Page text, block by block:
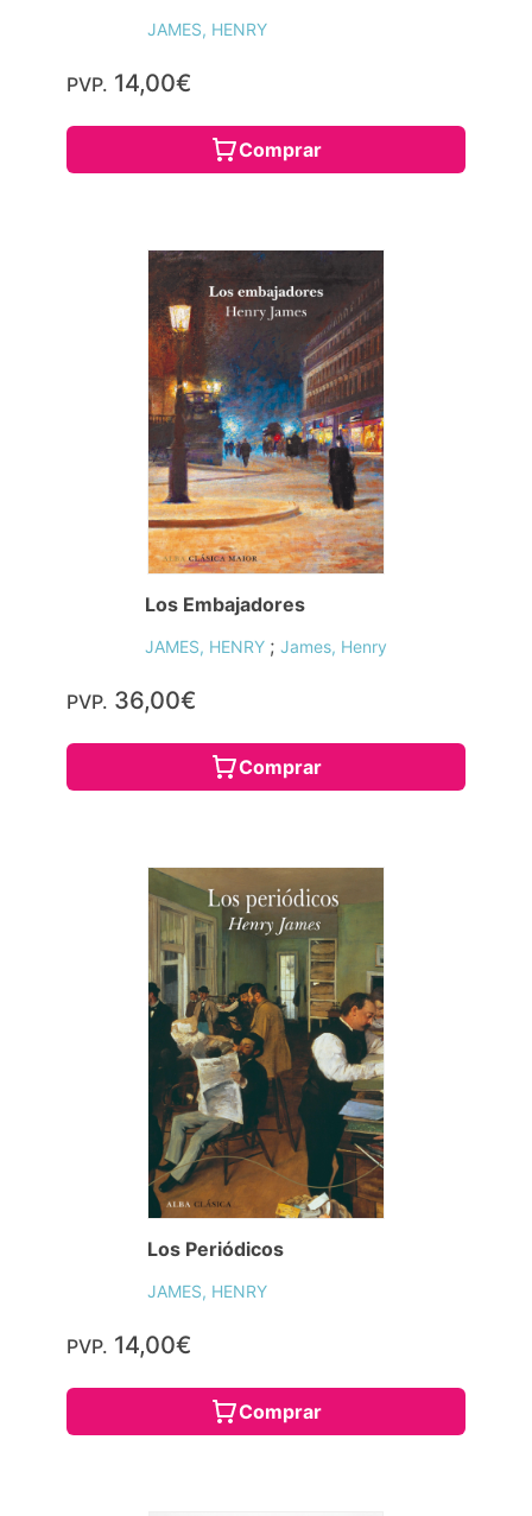
JAMES, HENRY
PVP. 14,00€
Comprar
Los Embajadores
JAMES, HENRY ; James, Henry
PVP. 36,00€
Comprar
Los Periódicos
JAMES, HENRY
PVP. 14,00€
Comprar